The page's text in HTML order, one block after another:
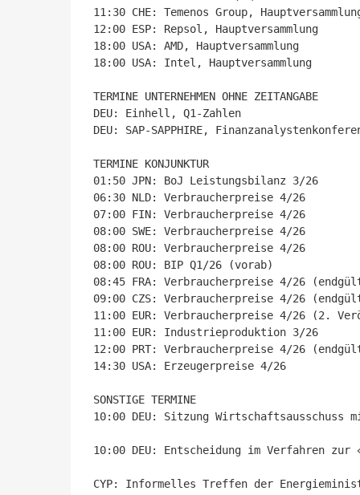
11:30 CHE: Temenos Group,
12:00 ESP: Repsol, Hauptversammlung
18:00 USA: AMD, Hauptversammlung
18:00 USA: Intel, Hauptversammlung
TERMINE UNTERNEHMEN OHNE ZEITANGABE
DEU: Einhell, Q1-Zahlen
DEU: SAP-SAPPHIRE,
TERMINE KONJUNKTUR
01:50 JPN: BoJ Leistungsbilanz 3/26
06:30 NLD: Verbraucherpreise 4/26
07:00 FIN: Verbraucherpreise 4/26
08:00 SWE: Verbraucherpreise 4/26
08:00 ROU: Verbraucherpreise 4/26
08:00 ROU: BIP Q1/26 (vorab)
08:45 FRA: Verbraucherpreise 4/26
09:00 CZS: Verbraucherpreise 4/26
11:00 EUR: Verbraucherpreise 4/26 (2.
11:00 EUR: Industrieproduktion 3/26
12:00 PRT: Verbraucherpreise 4/26
14:30 USA: Erzeugerpreise 4/26
SONSTIGE TERMINE
10:00 DEU: Sitzung
10:00 DEU: Entscheidung im Verfahren zur
CYP: Informelles Treffen der